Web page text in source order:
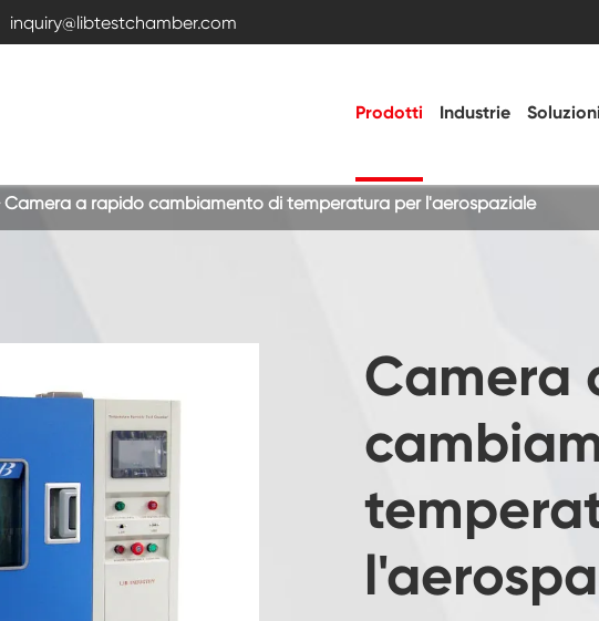
inquiry@libtestchamber.com
Prodotti
Camera fredda calda
Camera di vibrazione
Camera di prova ad alta bassa temperatura
Camera di umidità a temperatura costante
Camera di prova per batterie
Industrie Soluzioni
Camera a rapido cambiamento di temperatura per l'aerospaziale
Camera